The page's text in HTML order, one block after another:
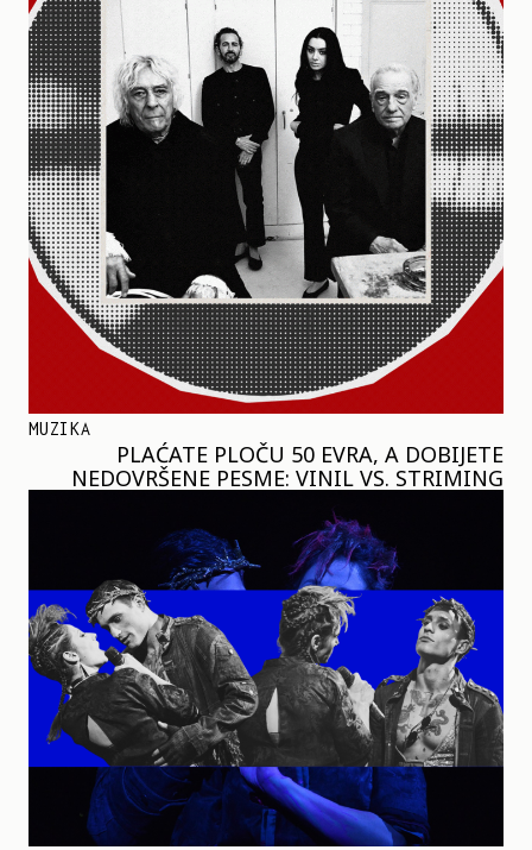
MUZIKA
PLAĆATE PLOČU 50 EVRA, A DOBIJETE
NEDOVRŠENE PESME: VINIL VS. STRIMING